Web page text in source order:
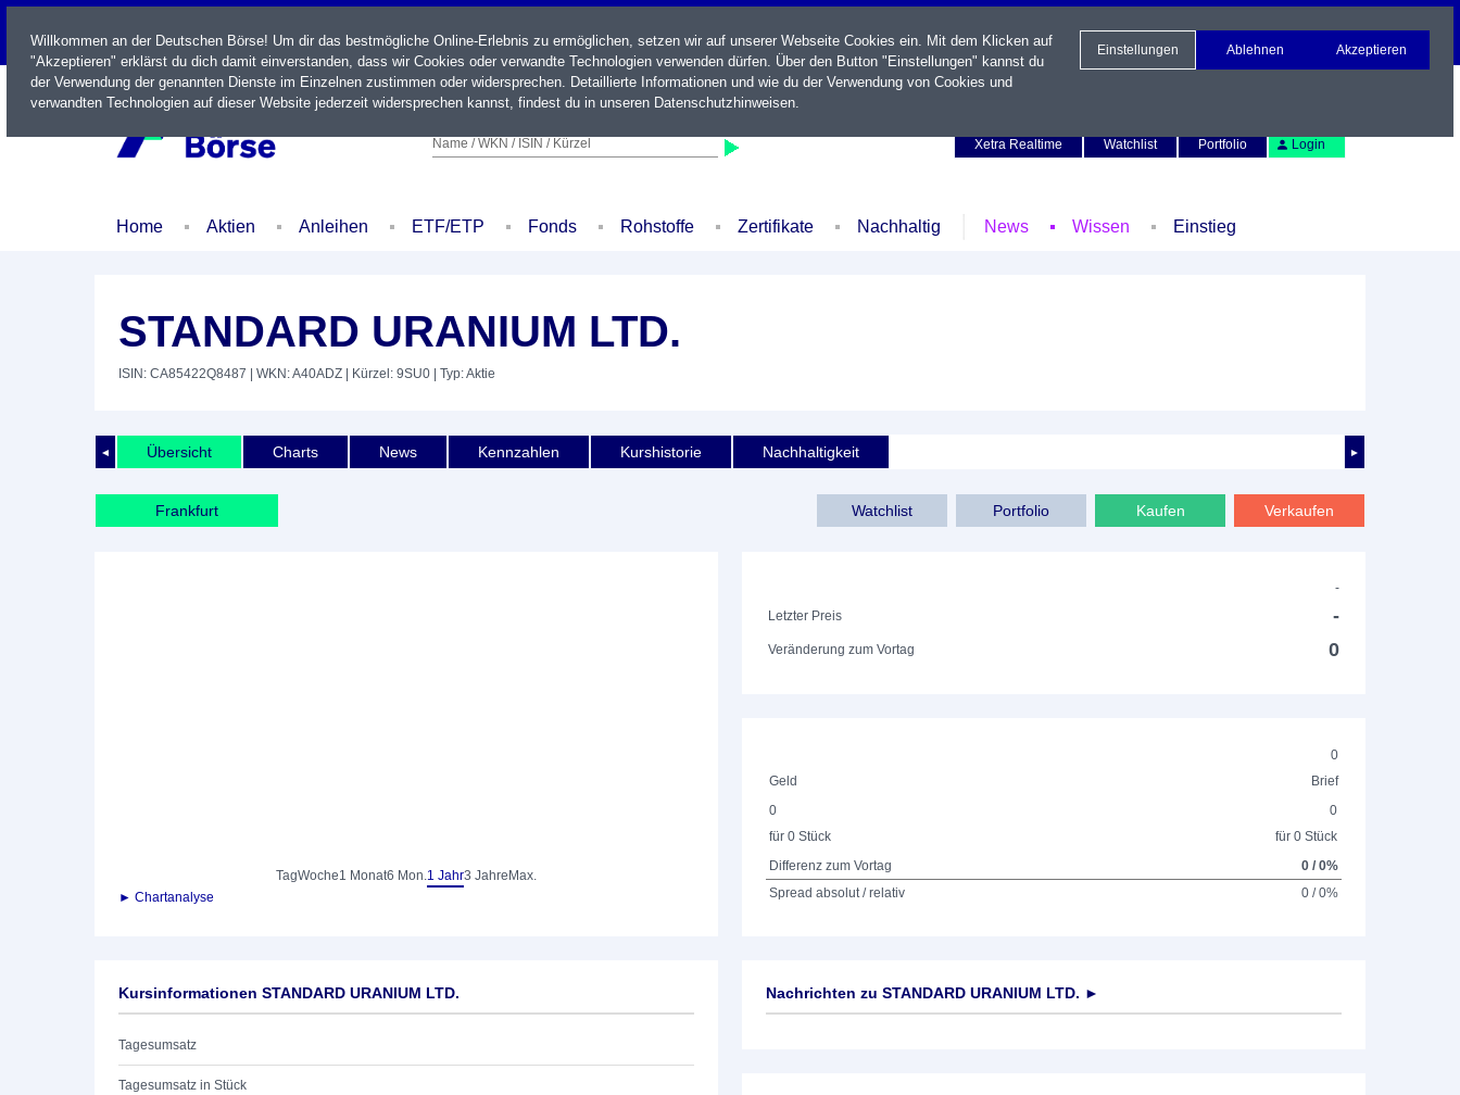
LIVE
Name / WKN / ISIN / Kürzel
Xetra Realtime
Watchlist Portfolio Login
Home Aktien Anleihen ETF/ETP Fonds Rohstoffe Zertifikate Nachhaltig News Wissen Einstieg
STANDARD URANIUM LTD.
ISIN: CA85422Q8487 | WKN: A40ADZ | Kürzel: 9SU0 | Typ: Aktie
◄ ►
Übersicht Charts News Kennzahlen Kurshistorie Nachhaltigkeit
Frankfurt Watchlist Portfolio Kaufen Verkaufen
TagWoche1 Monat6 Mon.1 Jahr3 Jahre Max.
► Chartanalyse
-
Letzter Preis
-
Veränderung zum Vortag 0
0
Geld
Brief
0
für 0 Stück
0
für 0 Stück
Differenz zum Vortag
0 / 0%
Spread absolut / relativ
0 / 0%
Kursinformationen STANDARD URANIUM LTD.
Tagesumsatz
Tagesumsatz in Stück
Nachrichten zu STANDARD URANIUM LTD. ►
Willkommen an der Deutschen Börse! Um dir das bestmögliche Online-Erlebnis zu ermöglichen, setzen wir auf unserer Webseite Cookies ein. Mit dem Klicken auf
"Akzeptieren" erklärst du dich damit einverstanden, dass wir Cookies oder verwandte Technologien verwenden dürfen. Über den Button "Einstellungen" kannst du
der Verwendung der genannten Dienste im Einzelnen zustimmen oder widersprechen. Detaillierte Informationen und wie du der Verwendung von Cookies und
verwandten Technologien auf dieser Website jederzeit widersprechen kannst, findest du in unseren Datenschutzhinweisen.
Einstellungen Ablehnen Akzeptieren